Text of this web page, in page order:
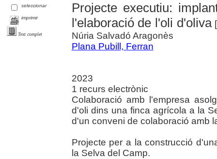
seleccionar
imprimir
Text complet
Projecte executiu:
l'elaboració de l'oli d'oliva
Núria Salvadó Aragonès
Plana Pubill, Ferran
2023
1 recurs electrònic
Colaboració amb l'empresa
d'oli dins una finca agrícola a la
d'un conveni de colaboració amb
Projecte per a la construcció
la Selva del Camp.